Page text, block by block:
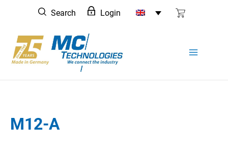
content
Search Login
M12-A